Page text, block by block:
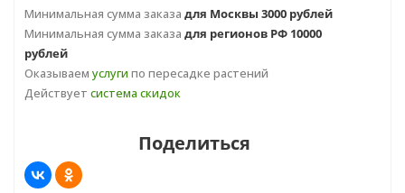
Минимальная сумма заказа для Москвы 3000 рублей
Минимальная сумма заказа для регионов РФ 10000
рублей
Оказываем услуги по пересадке растений
Действует система скидок
Поделиться